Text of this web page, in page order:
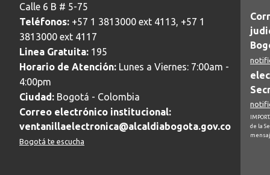
Calle 6 B # 5-75
Teléfonos: +57 1 3813000 ext 4113, +57 1
3813000 ext 4117
Linea Gratuita: 195
Horario de Atención: Lunes a Viernes: 7:00am -
4:00pm
Ciudad: Bogotá - Colombia
Correo electrónico institucional:
ventanillaelectronica@alcaldiabogota.gov.co
Bogotá te escucha
de la